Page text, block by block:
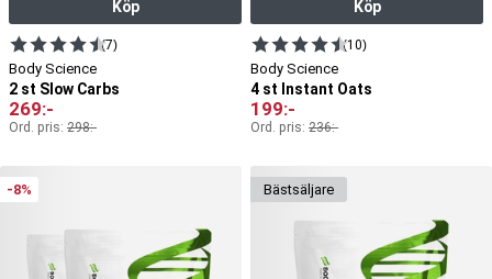
Köp
(7)
Body Science
2 st Slow Carbs
269:-
Ord. pris: 298:-
Köp
(10)
Body Science
4 st Instant Oats
199:-
Ord. pris: 236:-
-8% bäst­säljare